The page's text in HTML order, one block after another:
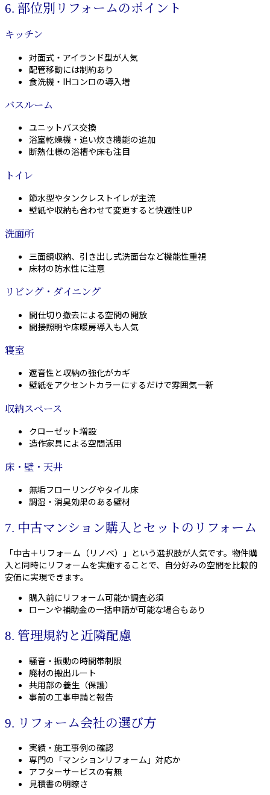
6. 部位別リフォームのポイント
キッチン
対面式・アイランド型が人気
配管移動には制約あり
食洗機・IHコンロの導入増
バスルーム
ユニットバス交換
浴室乾燥機・追い炊き機能の追加
断熱仕様の浴槽や床も注目
トイレ
節水型やタンクレストイレが主流
壁紙や収納も合わせて変更すると快適性UP
洗面所
三面鏡収納、引き出し式洗面台など機能性重視
床材の防水性に注意
リビング・ダイニング
間仕切り撤去による空間の開放
間接照明や床暖房導入も人気
寝室
遮音性と収納の強化がカギ
壁紙をアクセントカラーにするだけで雰囲気一新
収納スペース
クローゼット増設
造作家具による空間活用
床・壁・天井
無垢フローリングやタイル床
調湿・消臭効果のある壁材
7. 中古マンション購入とセットのリフォーム
「中古＋リフォーム（リノベ）」という選択肢が人気です。物件購
入と同時にリフォームを実施することで、自分好みの空間を比較的
安価に実現できます。
購入前にリフォーム可能か調査必須
ローンや補助金の一括申請が可能な場合もあり
8. 管理規約と近隣配慮
騒音・振動の時間帯制限
廃材の搬出ルート
共用部の養生（保護）
事前の工事申請と報告
9. リフォーム会社の選び方
実績・施工事例の確認
専門の「マンションリフォーム」対応か
アフターサービスの有無
見積書の明瞭さ